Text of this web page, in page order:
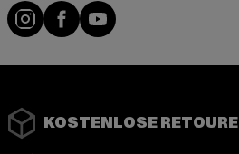
Instagram
FacebookYouTube
KOSTENLOSE RETOURE